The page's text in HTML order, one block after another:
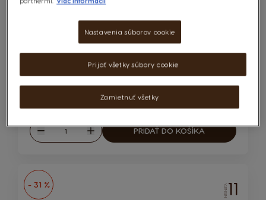
POČET KAPSÚL:x48 x48
Výrazná a pražená chuť
Regular Price
38,94 €
26,88 € i
1 ks = 4.48€
Množstvo
Zvýšiť
PRIDAŤ DO KOŠÍKA
- 31 % INTENZITA11
Nastavenia súborov cookie
Zamietnuť všetky
Prijať všetky súbory cookie